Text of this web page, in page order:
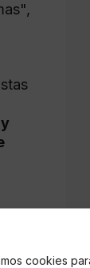
cookies